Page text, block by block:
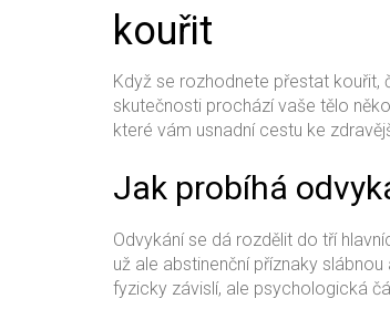
kouřit
Když se rozhodnete přestat kouřit,
skutečnosti prochází vaše tělo
které vám usnadní cestu ke
Jak probíhá
Odvykání se dá rozdělit do tří
už ale abstinenční příznaky
fyzicky závislí, ale psychologická